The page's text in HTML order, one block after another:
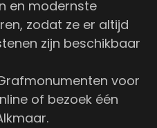
en modernste
zodat ze er altijd
zijn beschikbaar
voor
of bezoek één